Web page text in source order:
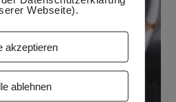
Webseite).
akzeptieren
ablehnen